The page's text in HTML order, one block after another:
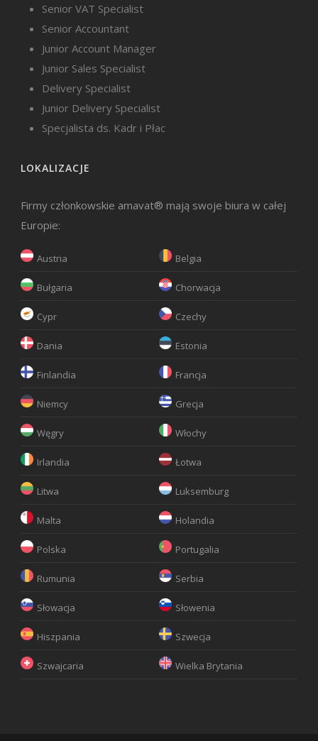
Senior VAT Specialist
Senior Accountant
Junior Account Manager
Junior Sales Specialist
Delivery Specialist
Junior Delivery Specialist
Specjalista ds. Kadr i Płac
LOKALIZACJE
Firmy członkowskie amavat® mają swoje biura w całej
Europie:
Austria Belgia
Bułgaria Chorwacja
Cypr Czechy
Dania Estonia
Finlandia Francja
Niemcy Grecja
Węgry Włochy
Irlandia Łotwa
Litwa Luksemburg
Malta Holandia
Polska Portugalia
Rumunia Serbia
Słowacja Słowenia
Hiszpania Szwecja
Szwajcaria Wielka Brytania